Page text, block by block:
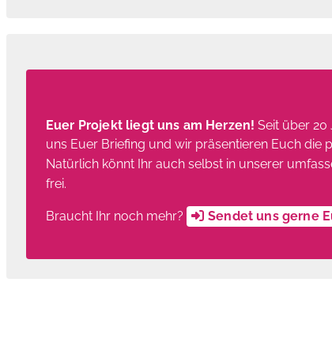
Euer Projekt liegt uns am Herzen! Seit über 20
uns Euer Briefing und wir präsentieren Euch die
Natürlich könnt Ihr auch selbst in unserer
frei.
Braucht Ihr noch mehr? Sendet uns gerne